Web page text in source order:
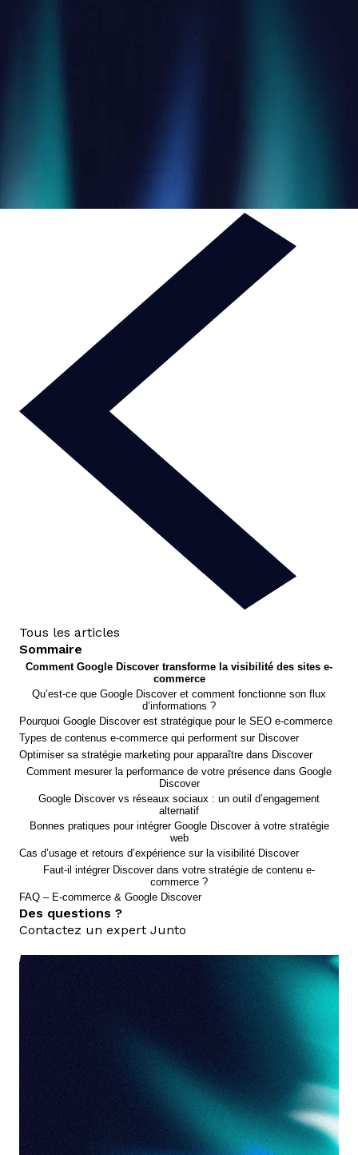
Tous les articles
Sommaire
Comment Google Discover transforme la visibilité des sites e-
commerce
Qu’est-ce que Google Discover et comment fonctionne son flux
d’informations ?
Pourquoi Google Discover est stratégique pour le SEO e-commerce
Types de contenus e-commerce qui performent sur Discover
Optimiser sa stratégie marketing pour apparaître dans Discover
Comment mesurer la performance de votre présence dans Google
Discover
Google Discover vs réseaux sociaux : un outil d’engagement
alternatif
Bonnes pratiques pour intégrer Google Discover à votre stratégie
web
Cas d’usage et retours d’expérience sur la visibilité Discover
Faut-il intégrer Discover dans votre stratégie de contenu e-
commerce ?
FAQ – E-commerce & Google Discover
Des questions ?
Contactez un expert Junto